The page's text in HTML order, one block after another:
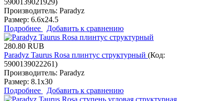
Производитель: Paradyz
Размер: 6.6x24.5
Подробнее
Добавить к сравнению
280.80 RUB
Paradyz Taurus Rosa плинтус структурный (Код:
5900139022261)
Производитель: Paradyz
Размер: 8.1x30
Подробнее
Добавить к сравнению